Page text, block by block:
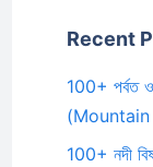
Recent
100+ পর্বত
100+ নদী